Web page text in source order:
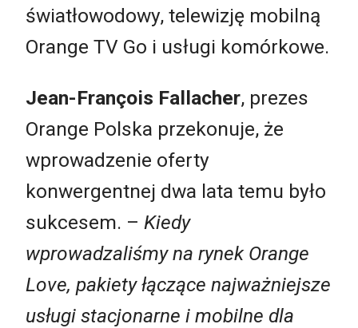
światłowodowy, telewizję mobilną
Orange TV Go i usługi komórkowe.
Jean-François Fallacher, prezes
Orange Polska przekonuje, że
wprowadzenie oferty
konwergentnej dwa lata temu było
sukcesem. – Kiedy
wprowadzaliśmy na rynek Orange
Love, pakiety łączące najważniejsze
usługi stacjonarne i mobilne dla